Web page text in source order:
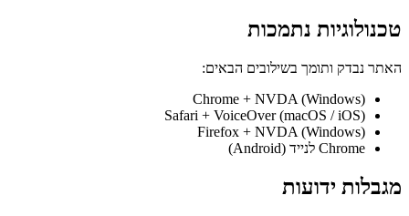
טכנולוגיות נתמכות
האתר נבדק ותומך בשילובים הבאים:
Chrome + NVDA (Windows)
Safari + VoiceOver (macOS / iOS)
Firefox + NVDA (Windows)
Chrome לנייד (Android)
מגבלות ידועות